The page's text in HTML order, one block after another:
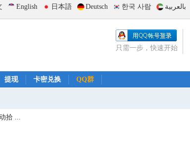
English 日本語 Deutsch 한국 사람 بالعربية
只需一步，快速开始
提现 卡密兑换 QQ群
拾 ...